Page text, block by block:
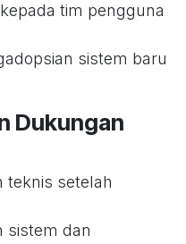
tim pengguna
sistem baru
Dukungan
teknis setelah
sistem dan